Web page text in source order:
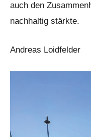
auch den
nachhaltig stärkte.
Andreas Loidfelder